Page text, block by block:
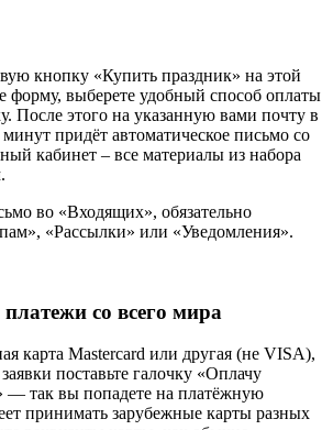
кнопку «Купить праздник» на этой
форму, выберете удобный способ оплаты
После этого на указанную вами почту в
придёт автоматическое письмо со
кабинет – все материалы из набора
во «Входящих», обязательно
«Рассылки» или «Уведомления».
со всего мира
карта Mastercard или другая (не VISA),
поставьте галочку «Оплачу
— так вы попадете на платёжную
принимать зарубежные карты разных